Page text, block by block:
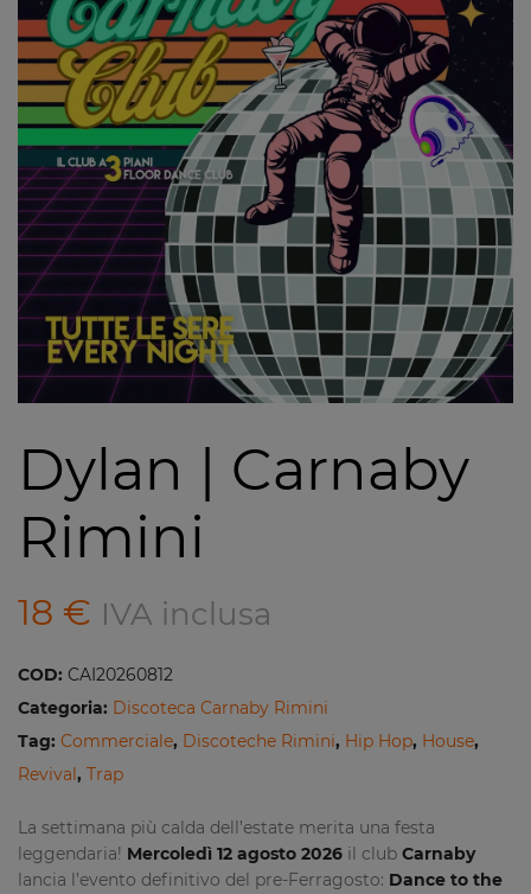
Dylan | Carnaby
Rimini
18 € IVA inclusa
COD: CAI20260812
Categoria: Discoteca Carnaby Rimini
Tag: Commerciale, Discoteche Rimini, Hip Hop, House,
Revival, Trap
La settimana più calda dell’estate merita una festa
leggendaria! Mercoledì 12 agosto 2026 il club Carnaby
lancia l’evento definitivo del pre-Ferragosto: Dance to the